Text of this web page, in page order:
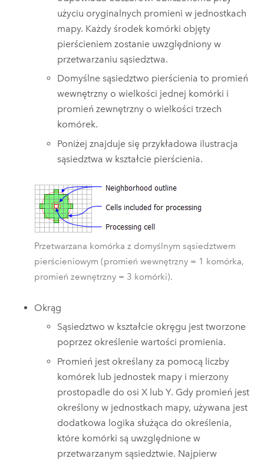
użyciu oryginalnych promieni w jednostkach
mapy. Każdy środek komórki objęty
pierścieniem zostanie uwzględniony w
przetwarzaniu sąsiedztwa.
Domyślne sąsiedztwo pierścienia to promień
wewnętrzny o wielkości jednej komórki i
promień zewnętrzny o wielkości trzech
komórek.
Poniżej znajduje się przykładowa ilustracja
sąsiedztwa w kształcie pierścienia.
Przetwarzana komórka z domyślnym sąsiedztwem
pierścieniowym (promień wewnętrzny = 1 komórka,
promień zewnętrzny = 3 komórki).
Okrąg
Sąsiedztwo w kształcie okręgu jest tworzone
poprzez określenie wartości promienia.
Promień jest określany za pomocą liczby
komórek lub jednostek mapy i mierzony
prostopadle do osi X lub Y. Gdy promień jest
określony w jednostkach mapy, używana jest
dodatkowa logika służąca do określenia,
które komórki są uwzględnione w
przetwarzanym sąsiedztwie. Najpierw